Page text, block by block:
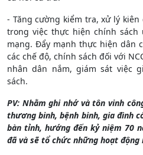
- Tăng cường kiểm tra, xử lý
trong việc thực hiện chính sách
mạng. Đẩy mạnh thực hiện dân
các chế độ, chính sách đối với
nhân dân nắm, giám sát việc
sách.
PV: Nhằm ghi nhớ và tôn vinh
thương binh, bệnh binh, gia đình
bàn tỉnh, hướng đến kỷ niệm 70
đã và sẽ tổ chức những hoạt